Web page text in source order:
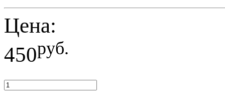
Цена:
450руб.